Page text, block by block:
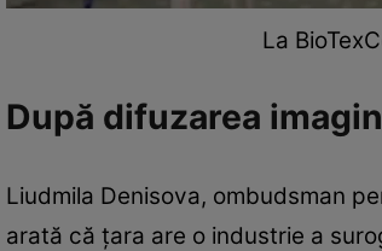
La
După difuzarea
Liudmila Denisova, ombudsman
arată că ţara are o industrie a